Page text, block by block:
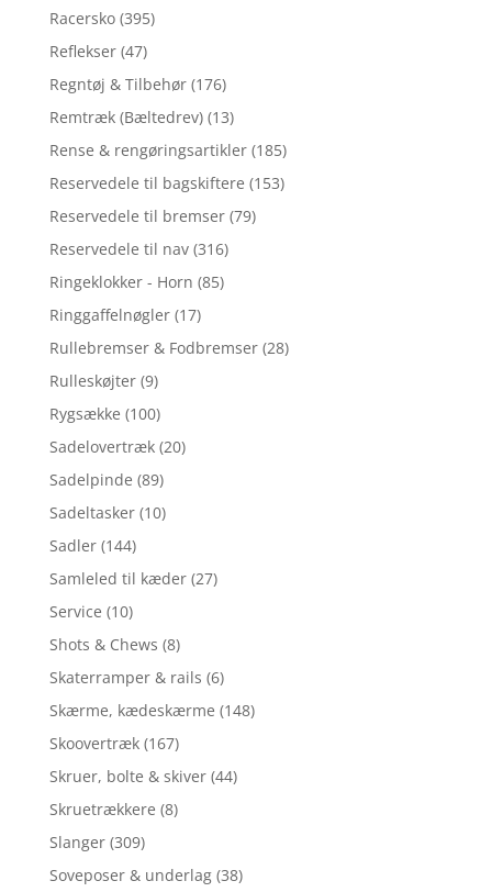
Racersko (395)
Reflekser (47)
Regntøj & Tilbehør (176)
Remtræk (Bæltedrev) (13)
Rense & rengøringsartikler (185)
Reservedele til bagskiftere (153)
Reservedele til bremser (79)
Reservedele til nav (316)
Ringeklokker - Horn (85)
Ringgaffelnøgler (17)
Rullebremser & Fodbremser (28)
Rulleskøjter (9)
Rygsække (100)
Sadelovertræk (20)
Sadelpinde (89)
Sadeltasker (10)
Sadler (144)
Samleled til kæder (27)
Service (10)
Shots & Chews (8)
Skaterramper & rails (6)
Skærme, kædeskærme (148)
Skoovertræk (167)
Skruer, bolte & skiver (44)
Skruetrækkere (8)
Slanger (309)
Soveposer & underlag (38)